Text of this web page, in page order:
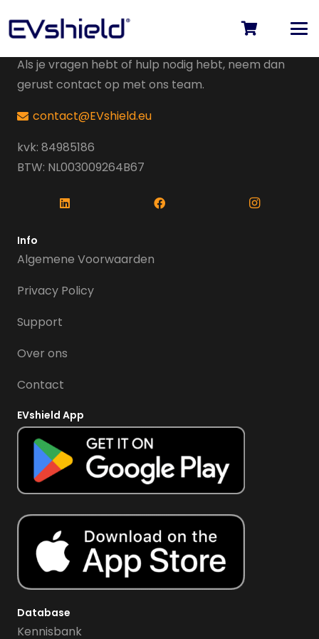
Contact
Als je vragen hebt of hulp nodig hebt, neem dan
gerust contact op met ons team.
contact@EVshield.eu
kvk: 84985186
BTW: NL003009264B67
Info
Algemene Voorwaarden
Privacy Policy
Support
Over ons
Contact
EVshield App
Database
Kennisbank